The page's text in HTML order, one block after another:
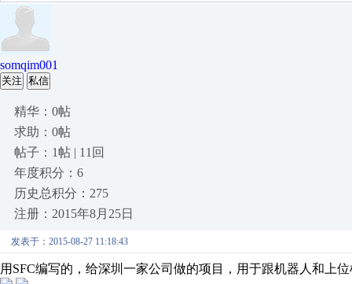
somqim001
关注 私信
精华：0帖
求助：0帖
帖子：1帖 | 11回
年度积分：6
历史总积分：275
注册：2015年8月25日
发表于：2015-08-27 11:18:43
用SFC编写的，给深圳一家公司做的项目，用于跟机器人和上